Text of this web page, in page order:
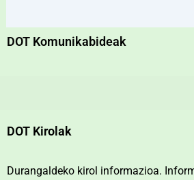
DOT Komunikabideak
DOT Kirolak
Durangaldeko kirol informazioa.